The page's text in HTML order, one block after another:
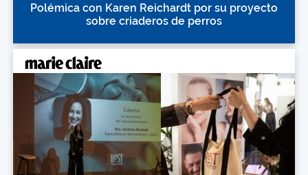
Polémica con Karen Reichardt por su proyecto
sobre criaderos de perros